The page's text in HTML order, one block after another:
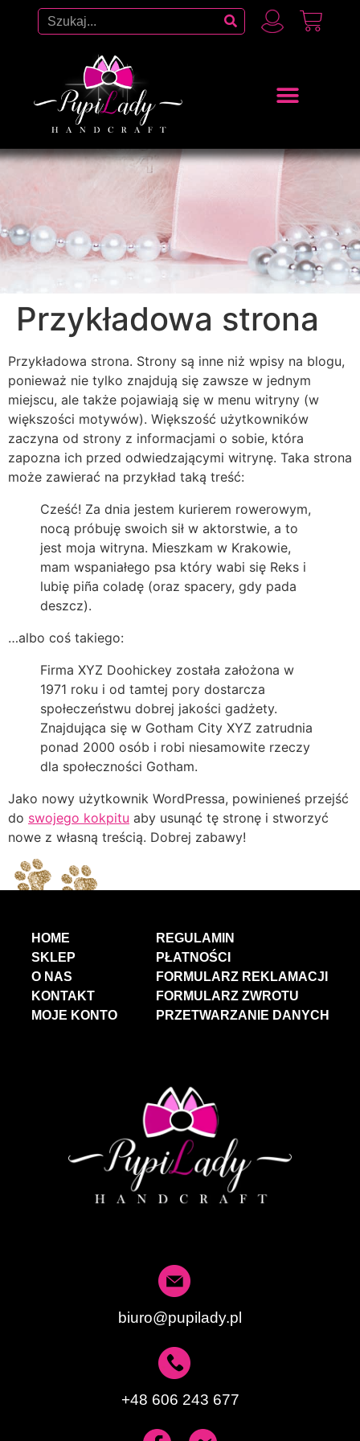
Przykładowa strona
Przykładowa strona. Strony są inne niż wpisy na blogu,
ponieważ nie tylko znajdują się zawsze w jednym
miejscu, ale także pojawiają się w menu witryny (w
większości motywów). Większość użytkowników
zaczyna od strony z informacjami o sobie, która
zapozna ich przed odwiedzającymi witrynę. Taka strona
może zawierać na przykład taką treść:
Cześć! Za dnia jestem kurierem rowerowym,
nocą próbuję swoich sił w aktorstwie, a to
jest moja witryna. Mieszkam w Krakowie,
mam wspaniałego psa który wabi się Reks i
lubię piña coladę (oraz spacery, gdy pada
deszcz).
…albo coś takiego:
Firma XYZ Doohickey została założona w
1971 roku i od tamtej pory dostarcza
społeczeństwu dobrej jakości gadżety.
Znajdująca się w Gotham City XYZ zatrudnia
ponad 2000 osób i robi niesamowite rzeczy
dla społeczności Gotham.
Jako nowy użytkownik WordPressa, powinieneś przejść
do swojego kokpitu aby usunąć tę stronę i stworzyć
nowe z własną treścią. Dobrej zabawy!
HOME
SKLEP
O NAS
KONTAKT
MOJE KONTO
REGULAMIN
PŁATNOŚCI
FORMULARZ REKLAMACJI
FORMULARZ ZWROTU
PRZETWARZANIE DANYCH
biuro@pupilady.pl
+48 606 243 677